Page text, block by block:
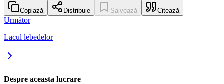
Copiază Distribuie Salvează Citează
Următor
Lacul lebedelor
Despre aceasta lucrare